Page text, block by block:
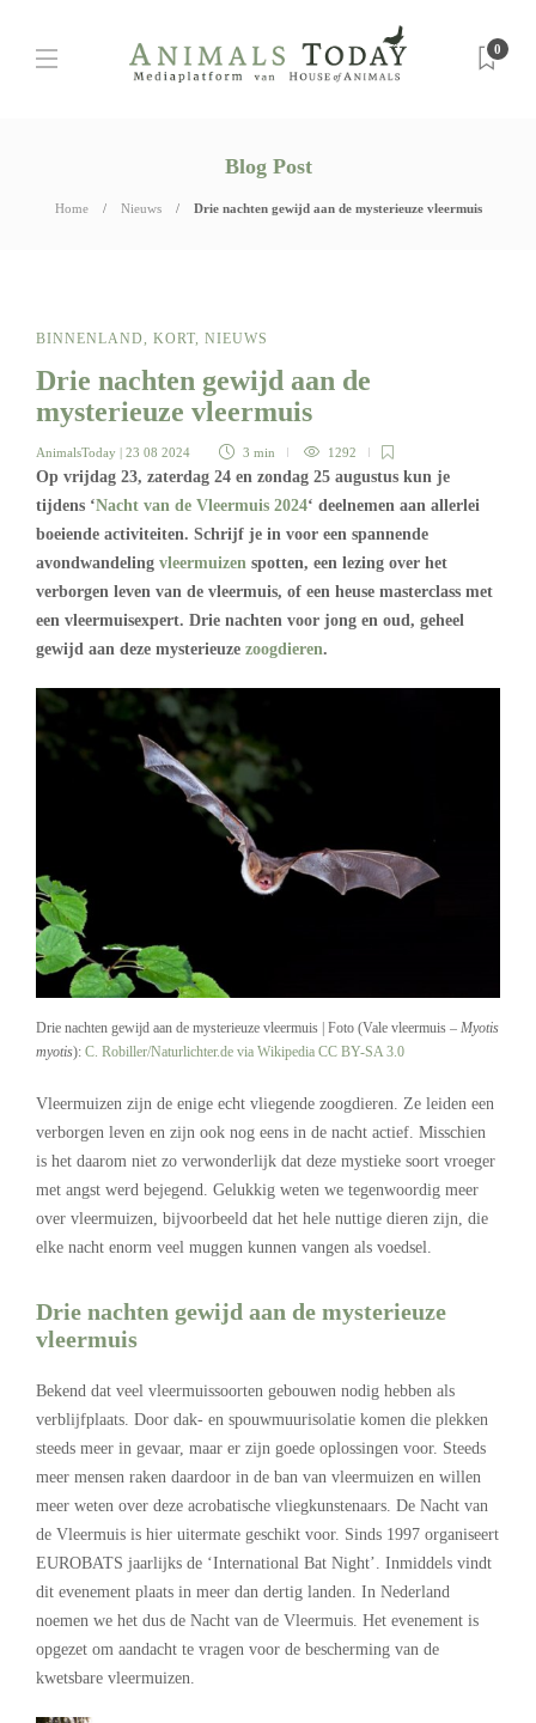
0
Blog Post
Home Nieuws Drie nachten gewijd aan de mysterieuze vleermuis
BINNENLAND, KORT, NIEUWS
Drie nachten gewijd aan de
mysterieuze vleermuis
AnimalsToday | 23 08 2024 3 min 1292
Op vrijdag 23, zaterdag 24 en zondag 25 augustus kun je
tijdens ‘Nacht van de Vleermuis 2024‘ deelnemen aan allerlei
boeiende activiteiten. Schrijf je in voor een spannende
avondwandeling vleermuizen spotten, een lezing over het
verborgen leven van de vleermuis, of een heuse masterclass met
een vleermuisexpert. Drie nachten voor jong en oud, geheel
gewijd aan deze mysterieuze zoogdieren.
Drie nachten gewijd aan de mysterieuze vleermuis | Foto (Vale vleermuis – Myotis
myotis): C. Robiller/Naturlichter.de via Wikipedia CC BY-SA 3.0
Vleermuizen zijn de enige echt vliegende zoogdieren. Ze leiden een
verborgen leven en zijn ook nog eens in de nacht actief. Misschien
is het daarom niet zo verwonderlijk dat deze mystieke soort vroeger
met angst werd bejegend. Gelukkig weten we tegenwoordig meer
over vleermuizen, bijvoorbeeld dat het hele nuttige dieren zijn, die
elke nacht enorm veel muggen kunnen vangen als voedsel.
Drie nachten gewijd aan de mysterieuze
vleermuis
Bekend dat veel vleermuissoorten gebouwen nodig hebben als
verblijfplaats. Door dak- en spouwmuurisolatie komen die plekken
steeds meer in gevaar, maar er zijn goede oplossingen voor. Steeds
meer mensen raken daardoor in de ban van vleermuizen en willen
meer weten over deze acrobatische vliegkunstenaars. De Nacht van
de Vleermuis is hier uitermate geschikt voor. Sinds 1997 organiseert
EUROBATS jaarlijks de ‘International Bat Night’. Inmiddels vindt
dit evenement plaats in meer dan dertig landen. In Nederland
noemen we het dus de Nacht van de Vleermuis. Het evenement is
opgezet om aandacht te vragen voor de bescherming van de
kwetsbare vleermuizen.